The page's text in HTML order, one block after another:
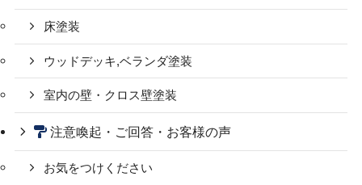
床塗装
ウッドデッキ,ベランダ塗装
室内の壁・クロス壁塗装
注意喚起・ご回答・お客様の声
お気をつけください